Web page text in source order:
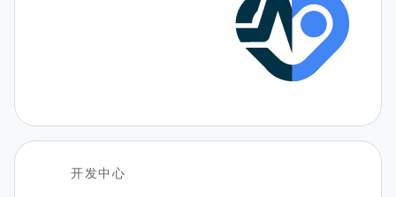
开发中心